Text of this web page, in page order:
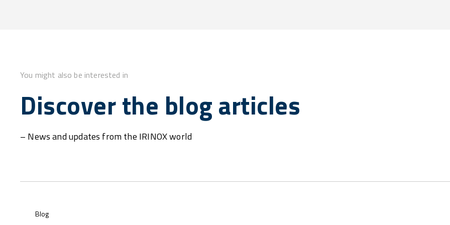
You might also be interested in
Discover the blog articles
– News and updates from the IRINOX world
Blog